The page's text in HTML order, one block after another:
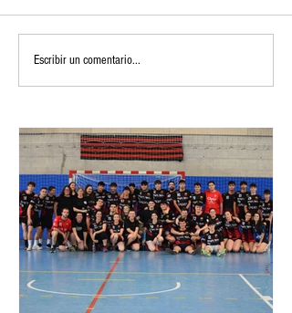
Escribir un comentario...